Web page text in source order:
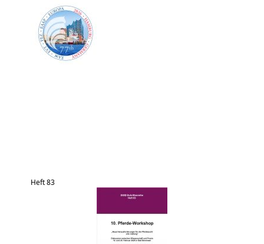
Heft 83